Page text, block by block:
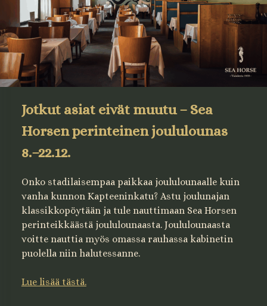
Jotkut asiat eivät muutu – Sea
Horsen perinteinen joululounas
8.–22.12.
Onko stadilaisempaa paikkaa joululounaalle kuin
vanha kunnon Kapteeninkatu? Astu joulunajan
klassikkopöytään ja tule nauttimaan Sea Horsen
perinteikkäästä joululounaasta. Joululounaasta
voitte nauttia myös omassa rauhassa kabinetin
puolella niin halutessanne.
Lue lisää tästä.